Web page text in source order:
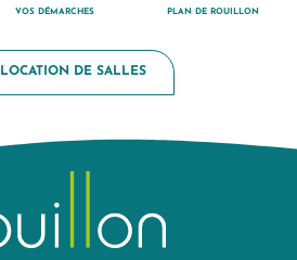
VOS DÉMARCHES PLAN DE ROUILLON
LOCATION DE SALLES